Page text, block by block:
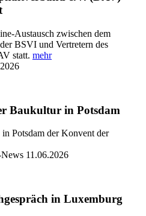
Austausch zwischen dem
BSVI und Vertretern des
statt. mehr
Baukultur in Potsdam
Potsdam der Konvent der
11.06.2026
in Luxemburg